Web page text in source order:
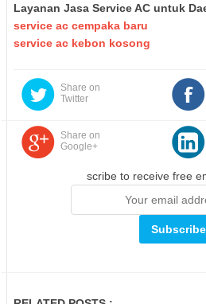
Layanan Jasa Service AC untuk
service ac cempaka baru
service ac kebon kosong
Share on
Twitter
Share on
Google+
scribe to receive free